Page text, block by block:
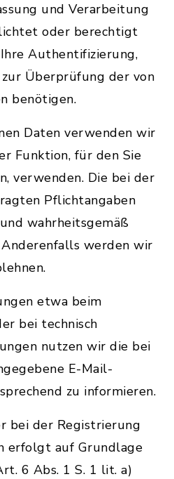
und Verarbeitung
oder berechtigt
Authentifizierung,
Überprüfung der von
benötigen.
Daten verwenden wir
Funktion, für den Sie
verwenden. Die bei der
Pflichtangaben
wahrheitsgemäß
werden wir
etwa beim
bei technisch
nutzen wir die bei
E-Mail-
zu informieren.
bei der Registrierung
erfolgt auf Grundlage
6 Abs. 1 S. 1 lit. a)